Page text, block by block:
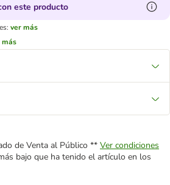
este producto
ver más
más
de Venta al Público ** Ver condiciones
bajo que ha tenido el artículo en los